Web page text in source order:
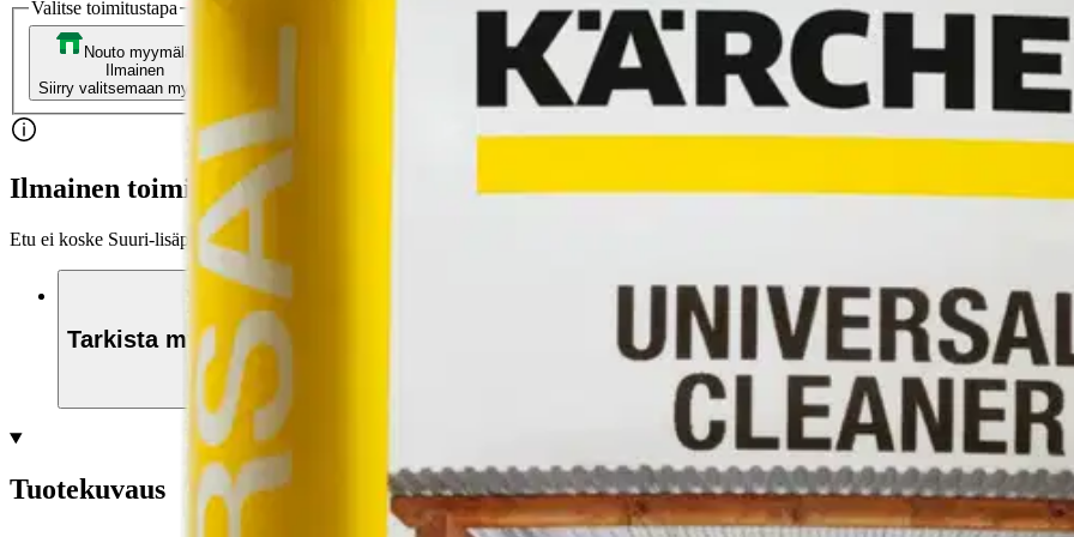
Valitse toimitustapa
Nouto myymälästä
Ilmainen
Siirry valitsemaan myymälä
Ilmainen toimitus yli 100 €:n tilauksille Postin pakettiautomaattiin tai
Etu ei koske Suuri‑lisäpalvelulla toimitettavia tuotteita.
Tarkista myymäläsaatavuus
Tuotekuvaus